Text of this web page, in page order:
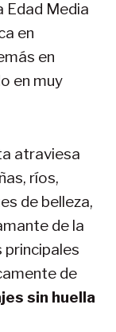
Edad Media
en
en
en muy
atraviesa
ríos,
de belleza,
de la
principales
de
sin huella